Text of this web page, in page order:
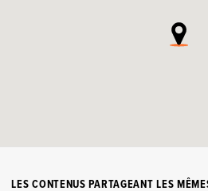
LES CONTENUS PARTAGEANT LES